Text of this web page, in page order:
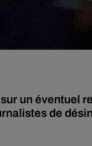
un éventuel
de